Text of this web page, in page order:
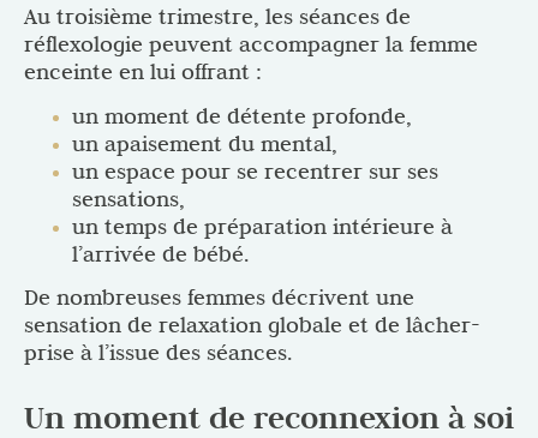
Au troisième trimestre, les séances de
réflexologie peuvent accompagner la femme
enceinte en lui offrant :
un moment de détente profonde,
un apaisement du mental,
un espace pour se recentrer sur ses
sensations,
un temps de préparation intérieure à
l’arrivée de bébé.
De nombreuses femmes décrivent une
sensation de relaxation globale et de lâcher-
prise à l’issue des séances.
Un moment de reconnexion à soi